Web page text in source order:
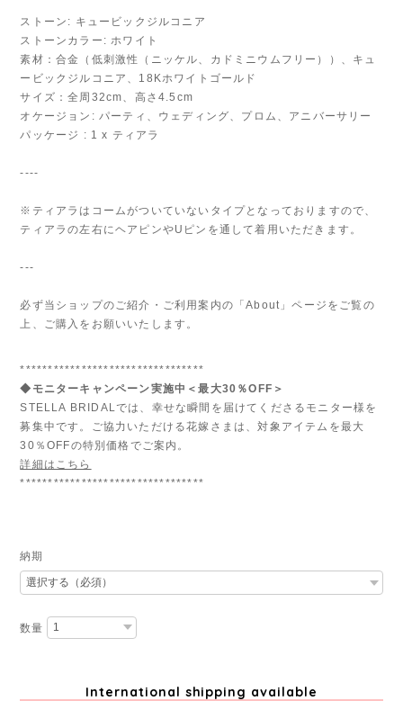
ストーン: キュービックジルコニア
ストーンカラー: ホワイト
素材：合金（低刺激性（ニッケル、カドミニウムフリー））、キュ
ービックジルコニア、18Kホワイトゴールド
サイズ：全周32cm、高さ4.5cm
オケージョン: パーティ、ウェディング、プロム、アニバーサリー
パッケージ : 1 x ティアラ
----
※ティアラはコームがついていないタイプとなっておりますので、
ティアラの左右にヘアピンやUピンを通して着用いただきます。
---
必ず当ショップのご紹介・ご利用案内の「About」ページをご覧の
上、ご購入をお願いいたします。
*********************************
◆モニターキャンペーン実施中＜最大30％OFF＞
STELLA BRIDALでは、幸せな瞬間を届けてくださるモニター様を
募集中です。ご協力いただける花嫁さまは、対象アイテムを最大
30％OFFの特別価格でご案内。
詳細はこちら
*********************************
納期
数量
International shipping available